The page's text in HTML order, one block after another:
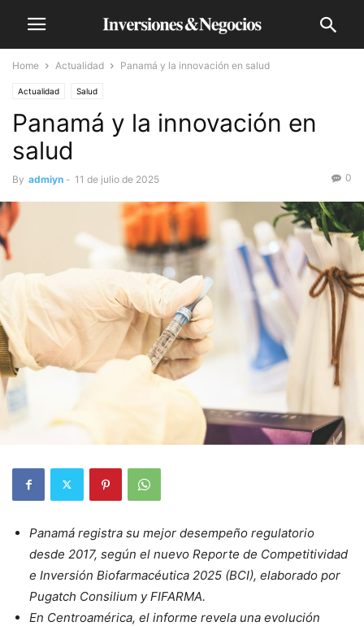
Home Actualidad Panamá y la innovación en salud
Actualidad Salud
Panamá y la innovación en
salud
By admiyn - 11 de julio de 2025 0
Panamá registra su mejor desempeño regulatorio
desde 2017, según el nuevo Reporte de Competitividad
e Inversión Biofarmacéutica 2025 (BCI), elaborado por
Pugatch Consilium y FIFARMA.
En Centroamérica, el informe revela una evolución